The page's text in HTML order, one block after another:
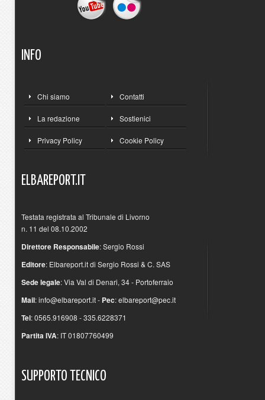
INFO
Chi siamo Contatti
La redazione Sostienici
Privacy Policy Cookie Policy
ELBAREPORT.IT
Testata registrata al Tribunale di Livorno
n. 11 del 08.10.2002
Direttore Responsabile: Sergio Rossi
Editore: Elbareport.it di Sergio Rossi & C. SAS
Sede legale: Via Val di Denari, 34 - Portoferraio
Mail:info@elbareport.it- Pec:elbareport@pec.it
Tel: 0565.916908 - 335.6228371
Partita IVA: IT 01807760499
SUPPORTO TECNICO